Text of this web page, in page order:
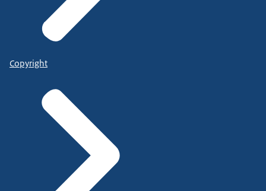
Copyright